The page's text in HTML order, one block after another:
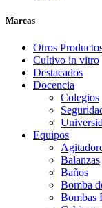
Marcas
Otros
Cultivo in vitro
Destacados
Docencia
Colegios
Equipos
Balanzas
Baños
Bomba
Bombas